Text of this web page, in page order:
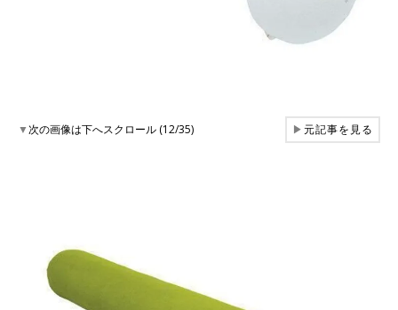
▼次の画像は下へスクロール (12/35) ▶元記事を見る